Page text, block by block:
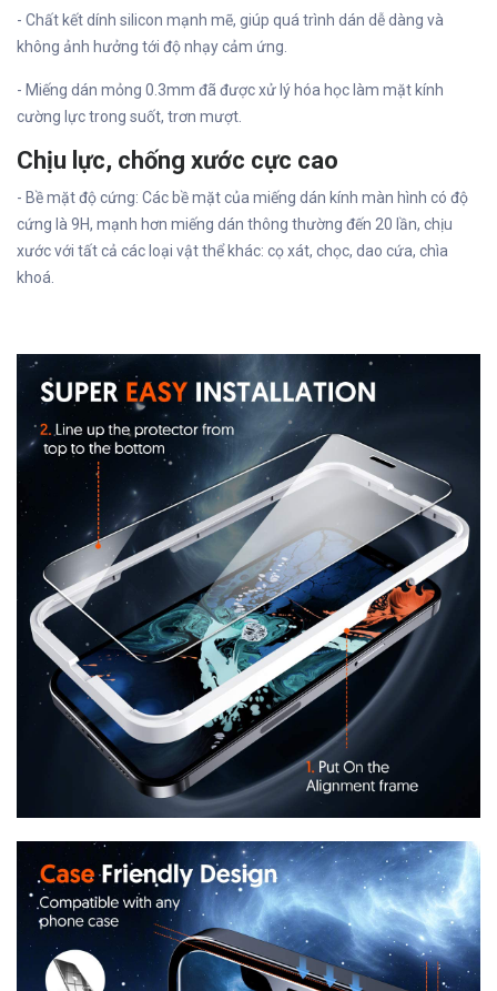
- Chất kết dính silicon mạnh mẽ, giúp quá trình dán dễ dàng và
không ảnh hưởng tới độ nhạy cảm ứng.
- Miếng dán mỏng 0.3mm đã được xử lý hóa học làm mặt kính
cường lực trong suốt, trơn mượt.
Chịu lực, chống xước cực cao
- Bề mặt độ cứng: Các bề mặt của miếng dán kính màn hình có độ
cứng là 9H, mạnh hơn miếng dán thông thường đến 20 lần, chịu
xước với tất cả các loại vật thể khác: cọ xát, chọc, dao cứa, chìa
khoá.